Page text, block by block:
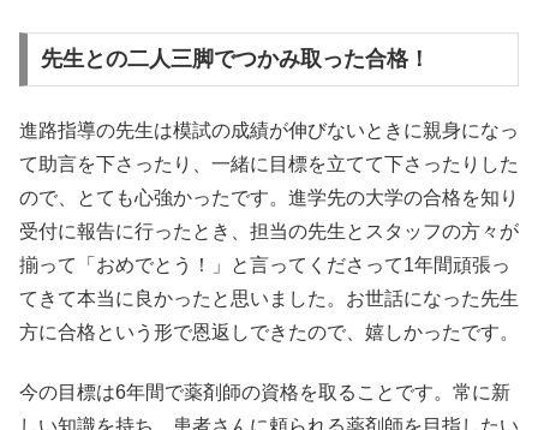
先生との二人三脚でつかみ取った合格！
進路指導の先生は模試の成績が伸びないときに親身になっ
て助言を下さったり、一緒に目標を立てて下さったりした
ので、とても心強かったです。進学先の大学の合格を知り
受付に報告に行ったとき、担当の先生とスタッフの方々が
揃って「おめでとう！」と言ってくださって1年間頑張っ
てきて本当に良かったと思いました。お世話になった先生
方に合格という形で恩返しできたので、嬉しかったです。
今の目標は6年間で薬剤師の資格を取ることです。常に新